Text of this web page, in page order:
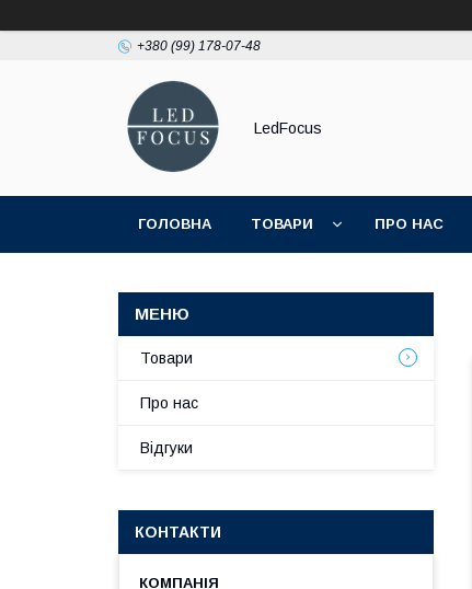
+380 (99) 178-07-48
LedFocus
ГОЛОВНА ТОВАРИ ПРО НАС
Товари
Про нас
Відгуки
КОНТАКТИ